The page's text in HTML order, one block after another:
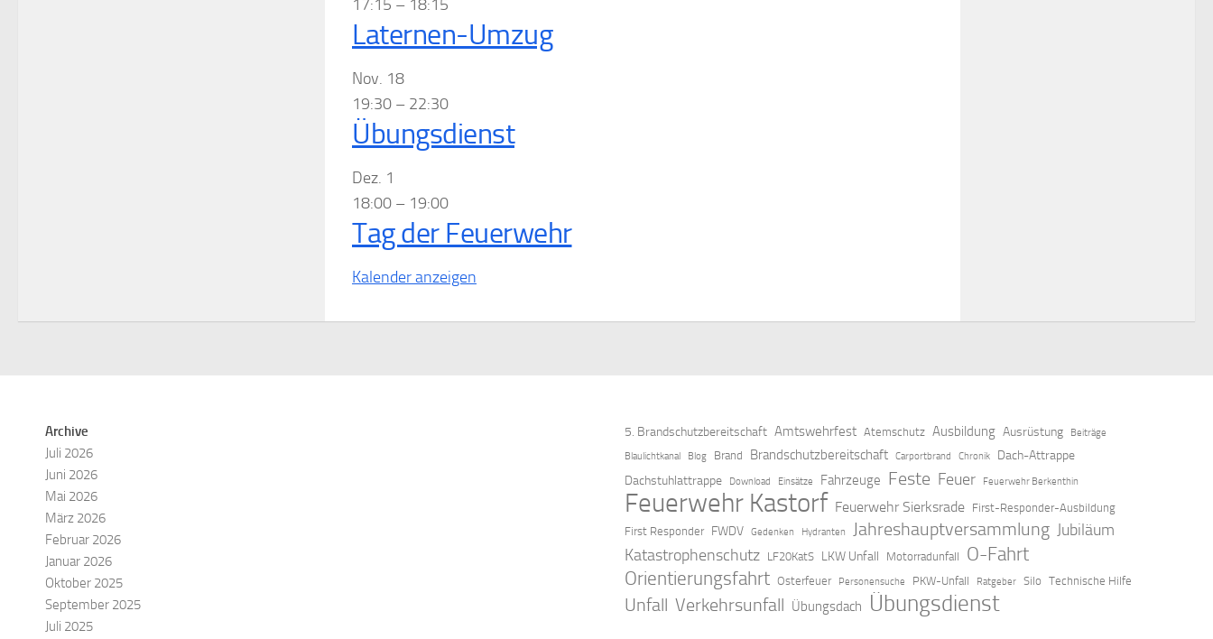
17:15 – 18:15
Laternen-Umzug
Nov. 18
19:30 – 22:30
Übungsdienst
Dez. 1
18:00 – 19:00
Tag der Feuerwehr
Kalender anzeigen
Archive
Juli 2026
Juni 2026
Mai 2026
März 2026
Februar 2026
Januar 2026
Oktober 2025
September 2025
Juli 2025
5. Brandschutzbereitschaft Amtswehrfest Atemschutz Ausbildung Ausrüstung
Beiträge
Blaulichtkanal
Blog Brand Brandschutzbereitschaft Carportbrand Chronik
Dach-Attrappe
Dachstuhlattrappe
Download Einsätze Fahrzeuge Feste Feuer Feuerwehr Berkenthin
Feuerwehr Kastorf Feuerwehr Sierksrade
First-Responder-Ausbildung
First Responder
FWDV Gedenken Hydranten Jahreshauptversammlung Jubiläum
Katastrophenschutz
LF20KatS LKW Unfall Motorradunfall
O-Fahrt
Orientierungsfahrt Osterfeuer Personensuche PKW-Unfall Ratgeber Silo Technische Hilfe
Unfall Verkehrsunfall Übungsdach Übungsdienst